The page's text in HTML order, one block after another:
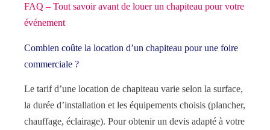
FAQ – Tout savoir avant de louer un chapiteau pour votre
événement
Combien coûte la location d’un chapiteau pour une foire
commerciale ?
Le tarif d’une location de chapiteau varie selon la surface,
la durée d’installation et les équipements choisis (plancher,
chauffage, éclairage). Pour obtenir un devis adapté à votre